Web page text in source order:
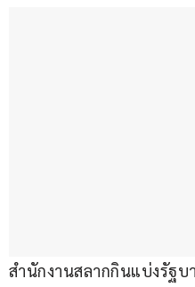
สำนักงานสลากกินแบ่งรัฐบ